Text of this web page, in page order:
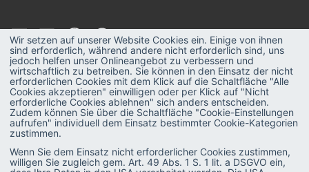
Wir setzen auf unserer Website Cookies ein. Einige von ihnen
sind erforderlich, während andere nicht erforderlich sind, uns
jedoch helfen unser Onlineangebot zu verbessern und
wirtschaftlich zu betreiben. Sie können in den Einsatz der nicht
erforderlichen Cookies mit dem Klick auf die Schaltfläche "Alle
Cookies akzeptieren" einwilligen oder per Klick auf "Nicht
erforderliche Cookies ablehnen" sich anders entscheiden.
Zudem können Sie über die Schaltfläche "Cookie-Einstellungen
aufrufen" individuell dem Einsatz bestimmter Cookie-Kategorien
zustimmen.
Wenn Sie dem Einsatz nicht erforderlicher Cookies zustimmen,
willigen Sie zugleich gem. Art. 49 Abs. 1 S. 1 lit. a DSGVO ein,
MAGAZIN
PODCAST
GLOSSAR
E-BOOKS
Strategie
Recruiting
Administration